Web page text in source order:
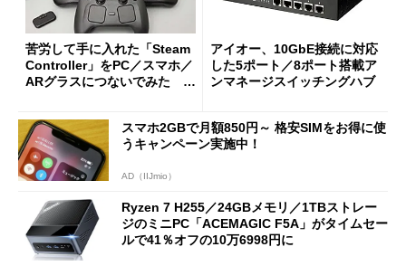
苦労して手に入れた「Steam
Controller」をPC／スマホ／
ARグラスにつないでみた ゲ
アイオー、10GbE接続に対応
した5ポート／8ポート搭載ア
ンマネージスイッチングハブ
スマホ2GBで月額850円～ 格安SIMをお得に使
うキャンペーン実施中！
AD（IIJmio）
Ryzen 7 H255／24GBメモリ／1TBストレー
ジのミニPC「ACEMAGIC F5A」がタイムセー
ルで41％オフの10万6998円に